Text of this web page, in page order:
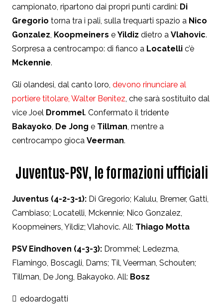
campionato, ripartono dai propri punti cardini: Di
Gregorio torna tra i pali, sulla trequarti spazio a Nico
Gonzalez, Koopmeiners e Yildiz dietro a Vlahovic.
Sorpresa a centrocampo: di fianco a Locatelli c’è
Mckennie.
Gli olandesi, dal canto loro, devono rinunciare al
portiere titolare, Walter Benitez, che sarà sostituito dal
vice Joel Drommel. Confermato il tridente
Bakayoko, De Jong e Tillman, mentre a
centrocampo gioca Veerman.
Juventus-PSV, le formazioni ufficiali
Juventus (4-2-3-1): Di Gregorio; Kalulu, Bremer, Gatti,
Cambiaso; Locatelli, Mckennie; Nico Gonzalez,
Koopmeiners, Yildiz; Vlahovic. All: Thiago Motta
PSV Eindhoven (4-3-3): Drommel; Ledezma,
Flamingo, Boscagli, Dams; Til, Veerman, Schouten;
Tillman, De Jong, Bakayoko. All: Bosz
edoardogatti